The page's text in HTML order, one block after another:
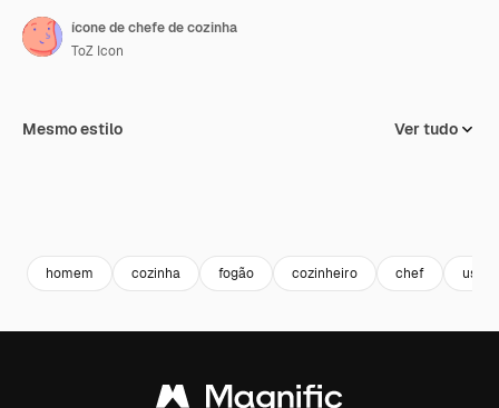
ícone de chefe de cozinha
ToZ Icon
Mesmo estilo Ver tudo
homem cozinha fogão cozinheiro chef